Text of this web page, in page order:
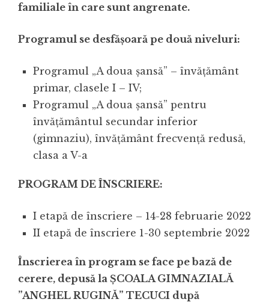
familiale în care sunt angrenate.
Programul se desfășoară pe două niveluri:
Programul „A doua şansă” – învăţământ
primar, clasele I – IV;
Programul „A doua şansă” pentru
învăţământul secundar inferior
(gimnaziu), învățământ frecvență redusă,
clasa a V-a
PROGRAM DE ÎNSCRIERE:
I etapă de înscriere – 14-28 februarie 2022
II etapă de înscriere 1-30 septembrie 2022
Înscrierea în program se face pe bază de
cerere, depusă la ȘCOALA GIMNAZIALĂ
”ANGHEL RUGINĂ” TECUCI după